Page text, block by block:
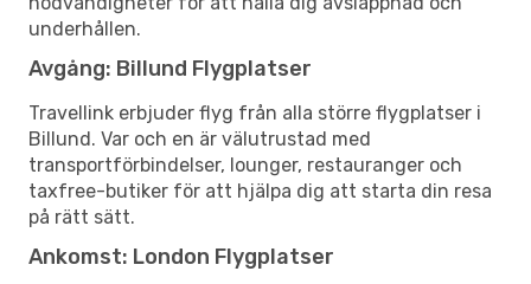
underhållen.
Avgång: Billund Flygplatser
Travellink erbjuder flyg från alla större flygplatser i
Billund. Var och en är välutrustad med
transportförbindelser, lounger, restauranger och
taxfree-butiker för att hjälpa dig att starta din resa
på rätt sätt.
Ankomst: London Flygplatser